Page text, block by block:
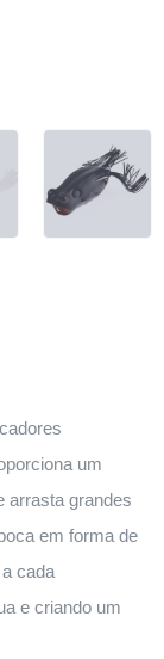
um
arrasta grandes
em forma de
cada
e criando um